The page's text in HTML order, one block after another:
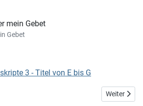
Gebet
3 - Titel von E bis G
sei Gott im höchsten Thron (EG 103)
Nächster
Weiter